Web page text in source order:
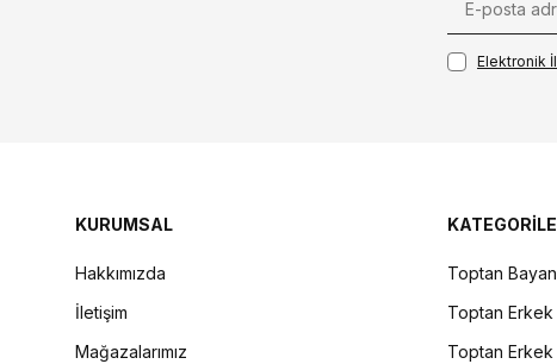
Elektronik
KURUMSAL
Hakkımızda
İletişim
Mağazalarımız
Toptan
Toptan Erkek
Toptan Erkek